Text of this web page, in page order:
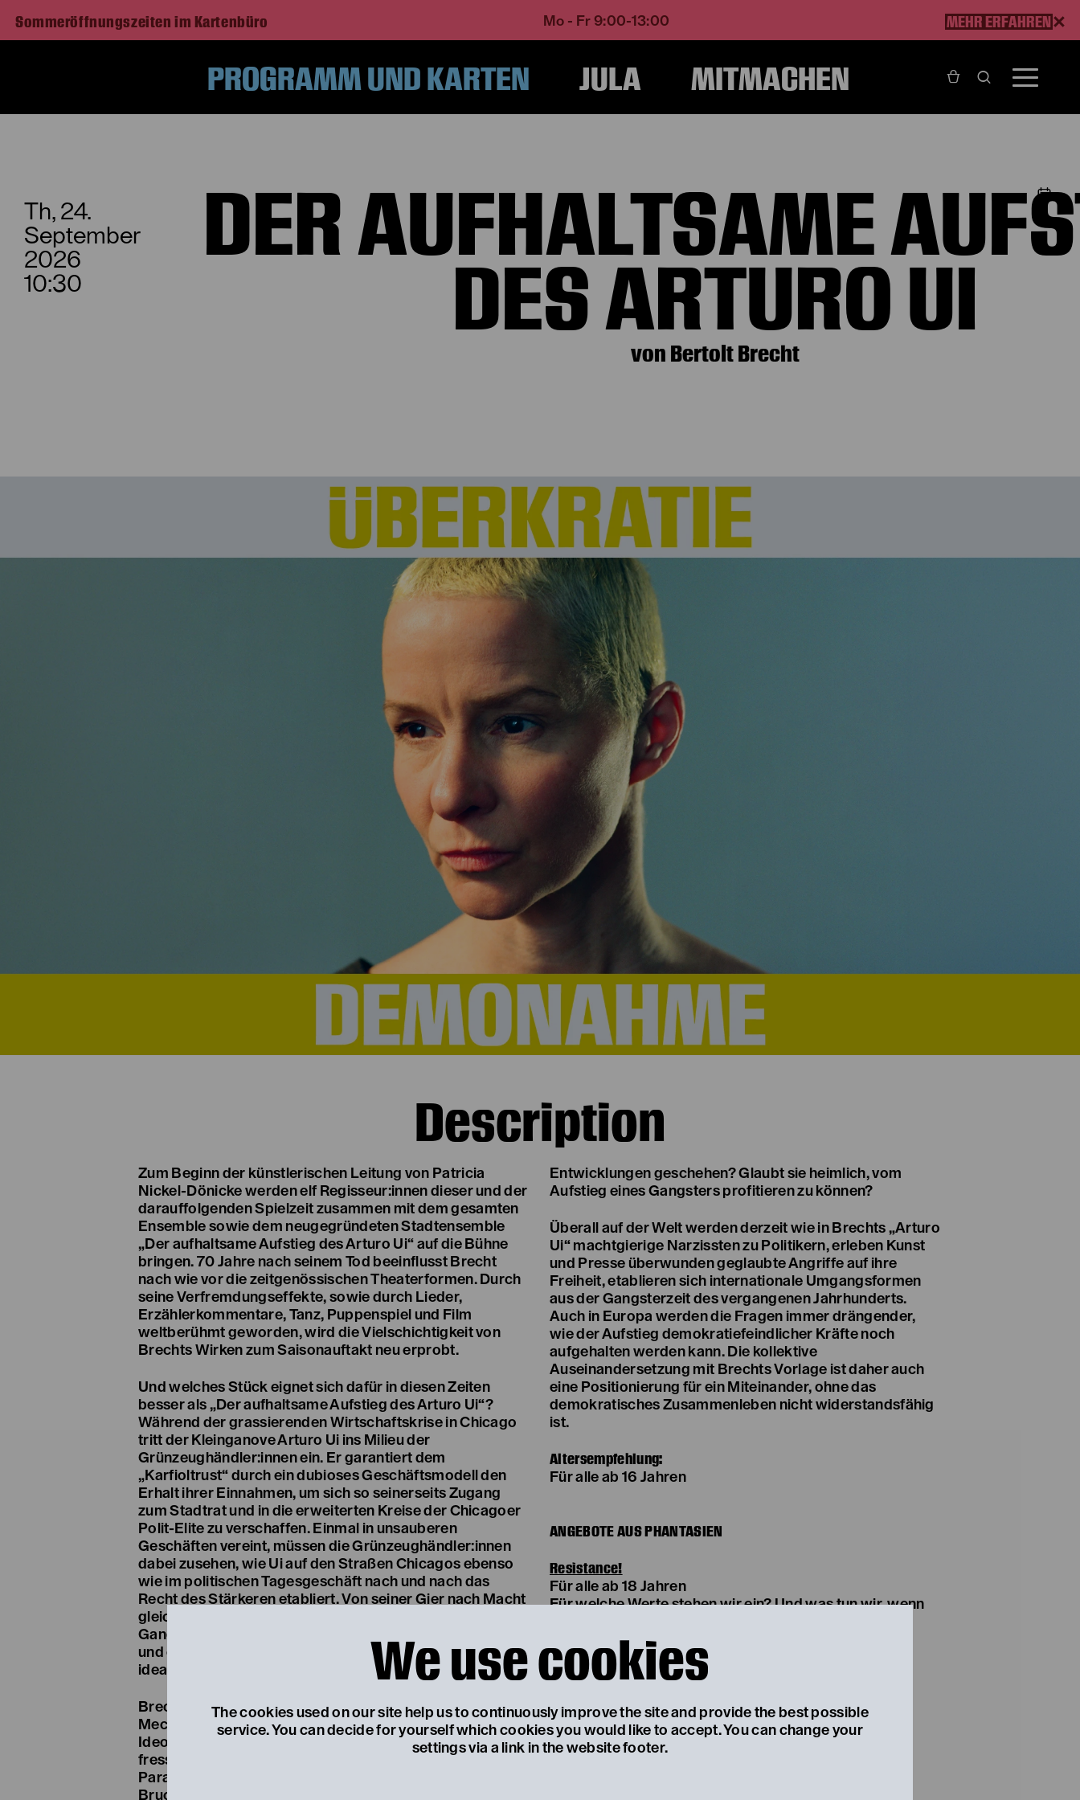
We use cookies
The cookies used on our site help us to continuously improve the site and provide the best possible
service. You can decide for yourself which cookies you would like to accept. You can change your
settings via a link in the website footer.
Sommeröffnungszeiten im Kartenbüro Mo - Fr 9:00-13:00 MEHR ERFAHREN
PROGRAMM UND KARTEN JULA MITMACHEN
Th, 24.
September
2026
10:30
DER AUFHALTSAME
DES ARTURO UI
von Bertolt Brecht
Description
Zum Beginn der künstlerischen Leitung von Patricia
Nickel-Dönicke werden elf Regisseur:innen dieser und der
darauffolgenden Spielzeit zusammen mit dem gesamten
Ensemble sowie dem neugegründeten Stadtensemble
„Der aufhaltsame Aufstieg des Arturo Ui“ auf die Bühne
bringen. 70 Jahre nach seinem Tod beeinflusst Brecht
nach wie vor die zeitgenössischen Theaterformen. Durch
seine Verfremdungseffekte, sowie durch Lieder,
Erzählerkommentare, Tanz, Puppenspiel und Film
weltberühmt geworden, wird die Vielschichtigkeit von
Brechts Wirken zum Saisonauftakt neu erprobt.
Und welches Stück eignet sich dafür in diesen Zeiten
besser als „Der aufhaltsame Aufstieg des Arturo Ui“?
Während der grassierenden Wirtschaftskrise in Chicago
tritt der Kleinganove Arturo Ui ins Milieu der
Grünzeughändler:innen ein. Er garantiert dem
„Karfioltrust“ durch ein dubioses Geschäftsmodell den
Erhalt ihrer Einnahmen, um sich so seinerseits Zugang
zum Stadtrat und in die erweiterten Kreise der Chicagoer
Polit-Elite zu verschaffen. Einmal in unsauberen
Geschäften vereint, müssen die Grünzeughändler:innen
dabei zusehen, wie Ui auf den Straßen Chicagos ebenso
wie im politischen Tagesgeschäft nach und nach das
Recht des Stärkeren etabliert. Von seiner Gier nach Macht
gleichermaßen getrieben wie von seinen nimmersatten
Gangster- Kolleg:innen wird Chicago für Ui bald zu klein
und er entdeckt in der Wirtschaftlichkeit des Krieges das
ideale Export-Geschäft.
Brechts Historienfarce rekonstruiert minutiös die
Mechanismen und Muster, mit denen sich faschistische
Ideologien in einen Staat und dessen Zivilgesellschaft
fressen. Am Ende des Stückes steht in historischer
Parallele zur Annexion Österreichs 1938 der ultimative
Bruch mit dem internationalen Völkerrecht. Je klarer und
Entwicklungen geschehen? Glaubt sie heimlich, vom
Aufstieg eines Gangsters profitieren zu können?
Überall auf der Welt werden derzeit wie in Brechts „Arturo
Ui“ machtgierige Narzissten zu Politikern, erleben Kunst
und Presse überwunden geglaubte Angriffe auf ihre
Freiheit, etablieren sich internationale Umgangsformen
aus der Gangsterzeit des vergangenen Jahrhunderts.
Auch in Europa werden die Fragen immer drängender,
wie der Aufstieg demokratiefeindlicher Kräfte noch
aufgehalten werden kann. Die kollektive
Auseinandersetzung mit Brechts Vorlage ist daher auch
eine Positionierung für ein Miteinander, ohne das
demokratisches Zusammenleben nicht widerstandsfähig
ist.
Altersempfehlung:
Für alle ab 16 Jahren
ANGEBOTE AUS PHANTASIEN
Resistance!
Für alle ab 18 Jahren
Für welche Werte stehen wir ein? Und was tun wir, wenn
Leitung des Jungen Landestheater Niederösterreich
entsteht eine intergenerationelle Stadtensemble
Inszenierung als Nachfolgeprojekt des bisherigen
ProjektstartSa 07.11.2026, 14.00–17.00
Probenimmer am Samstag von 14.00–17.00